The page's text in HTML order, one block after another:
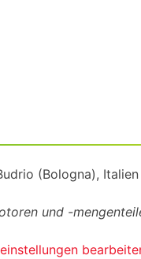
(Bologna),
und -